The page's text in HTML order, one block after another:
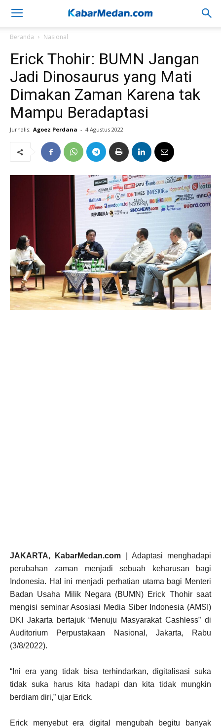
Beranda Nasional
Erick Thohir: BUMN Jangan
Jadi Dinosaurus yang Mati
Dimakan Zaman Karena tak
Mampu Beradaptasi
Jurnalis: Agoez Perdana - 4 Agustus 2022
JAKARTA, KabarMedan.com | Adaptasi menghadapi
perubahan zaman menjadi sebuah keharusan bagi
Indonesia. Hal ini menjadi perhatian utama bagi Menteri
Badan Usaha Milik Negara (BUMN) Erick Thohir saat
mengisi seminar Asosiasi Media Siber Indonesia (AMSI)
DKI Jakarta bertajuk “Menuju Masyarakat Cashless” di
Auditorium Perpustakaan Nasional, Jakarta, Rabu
(3/8/2022).
“Ini era yang tidak bisa terhindarkan, digitalisasi suka
tidak suka harus kita hadapi dan kita tidak mungkin
berdiam diri,” ujar Erick.
Erick menyebut era digital mengubah begitu banyak